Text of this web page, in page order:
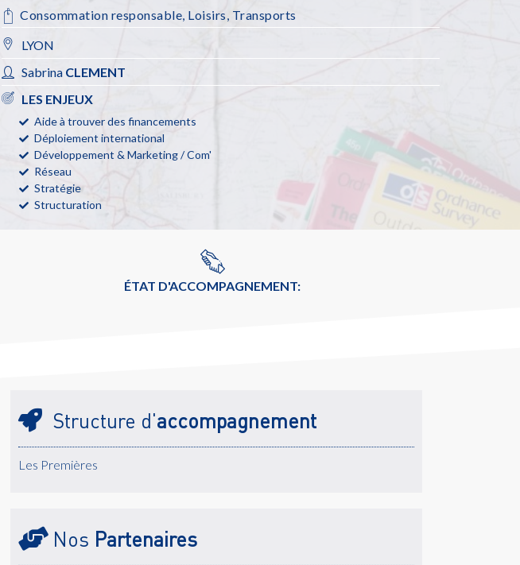
Consommation responsable, Loisirs, Transports
LYON
Sabrina CLEMENT
LES ENJEUX
Aide à trouver des financements
Déploiement international
Développement & Marketing / Com'
Réseau
Stratégie
Structuration
ÉTAT D'ACCOMPAGNEMENT:
Structure d'accompagnement
Les Premières
Nos Partenaires